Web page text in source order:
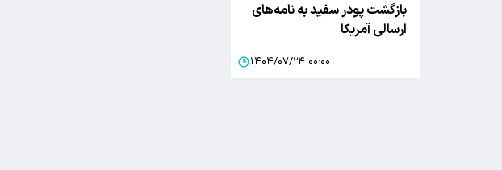
بازگشت پودر سفید به نامه‌های
ارسالی آمریکا
۱۴۰۴/۰۷/۲۴ ۰۰:۰۰